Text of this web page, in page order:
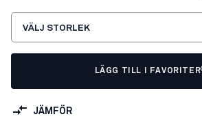
VÄLJ STORLEK
LÄGG TILL I FAVORITER
JÄMFÖR